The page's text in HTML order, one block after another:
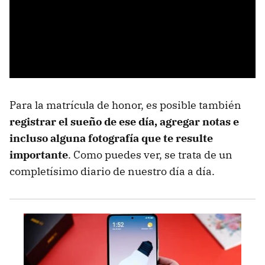
Para la matrícula de honor, es posible también
registrar el sueño de ese día, agregar notas e
incluso alguna fotografía que te resulte
importante. Como puedes ver, se trata de un
completísimo diario de nuestro día a día.